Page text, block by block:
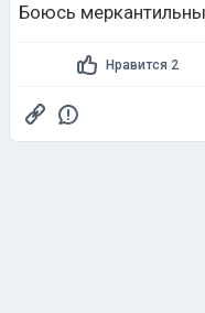
Боюсь
Нравится 2